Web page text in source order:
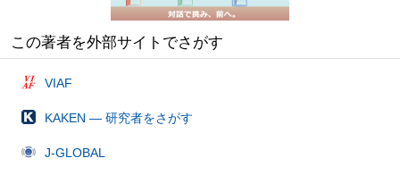
この著者を外部サイトでさがす
VIAF
KAKEN — 研究者をさがす
J-GLOBAL